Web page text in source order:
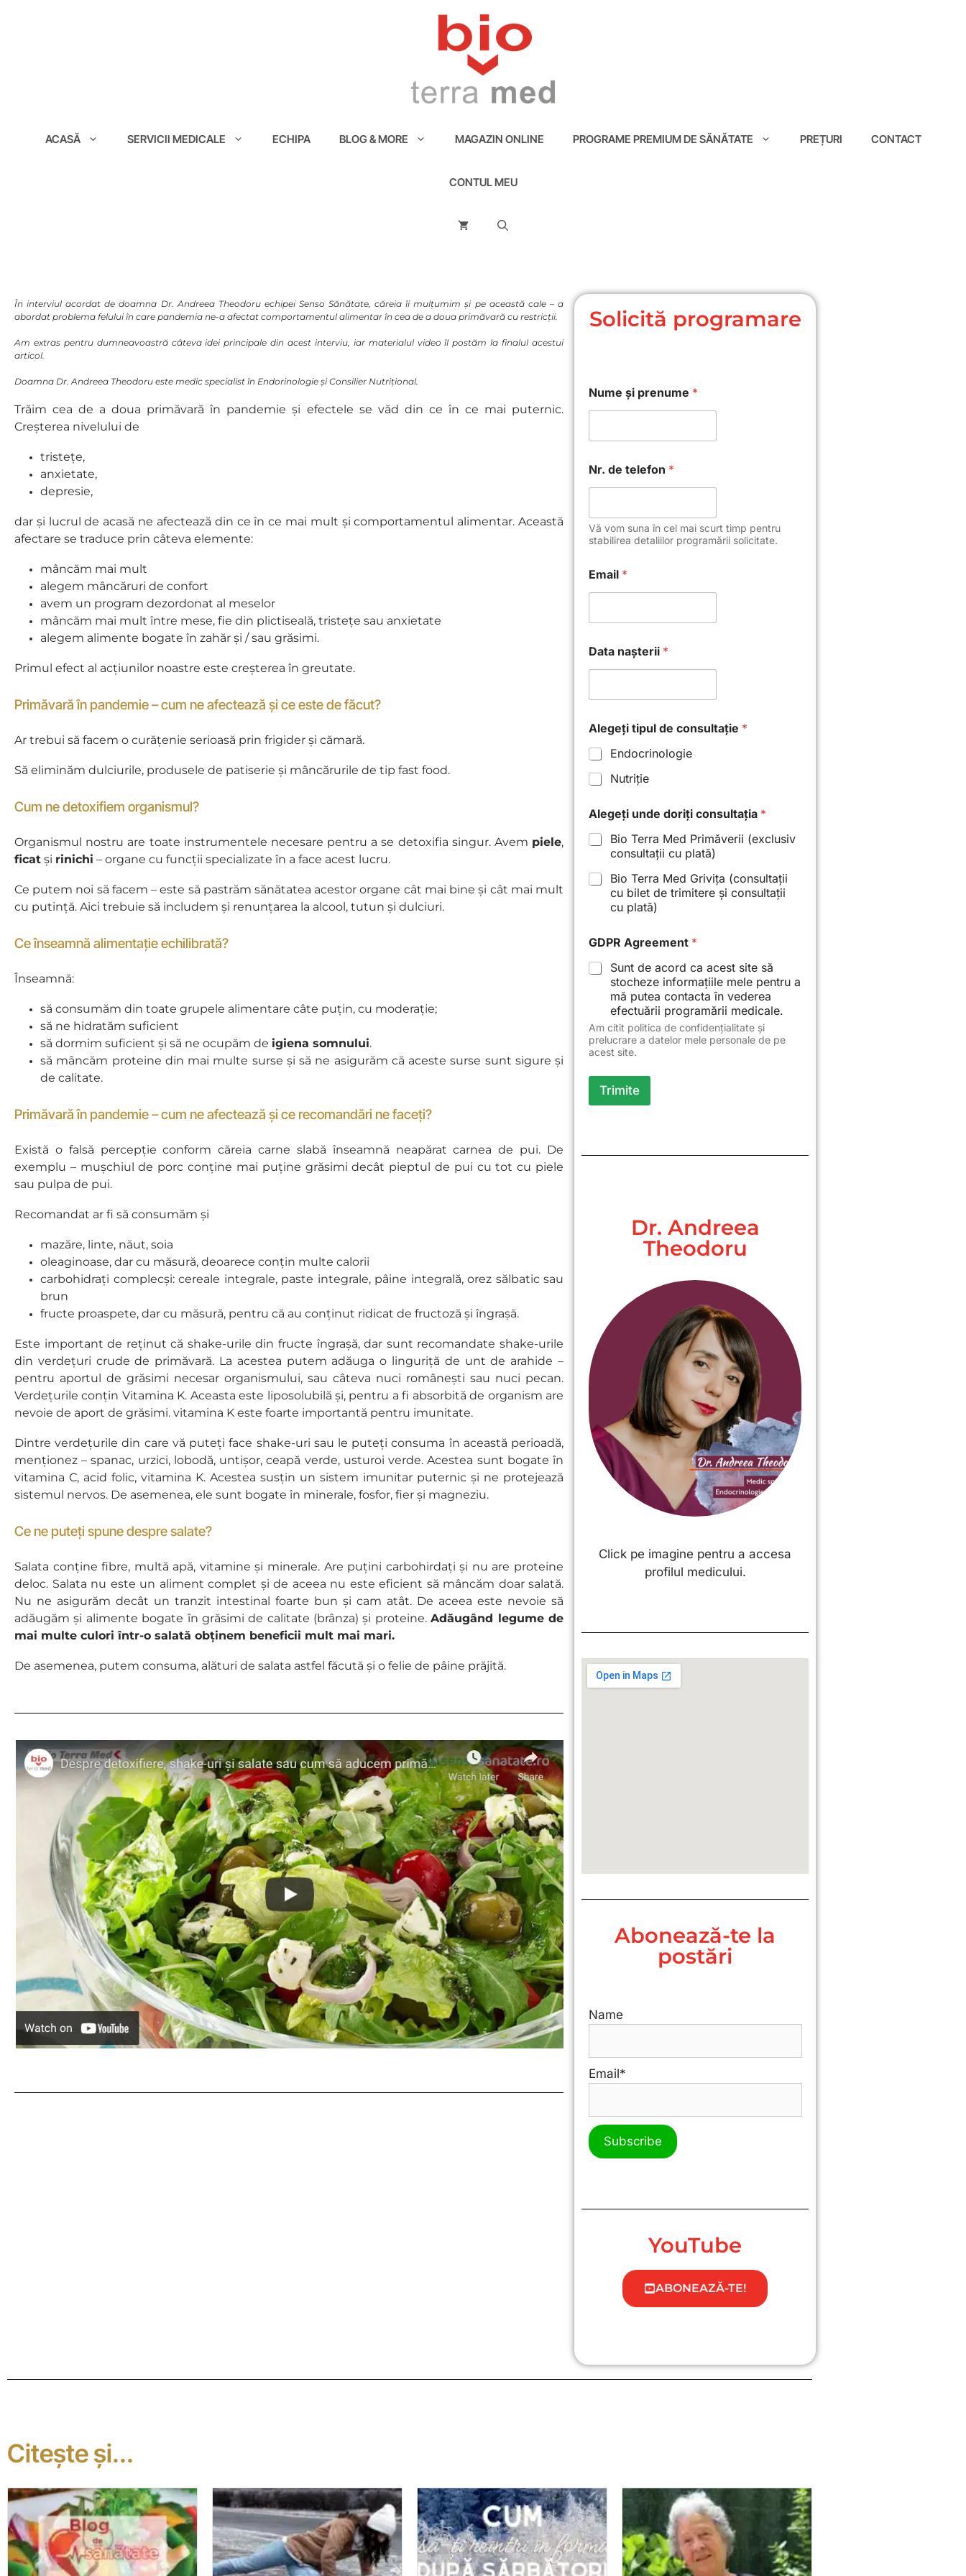
ACASĂ SERVICII MEDICALE ECHIPA BLOG & MORE MAGAZIN ONLINE PROGRAME PREMIUM DE SĂNĂTATE PREȚURI CONTACT
CONTUL MEU
În interviul acordat de doamna Dr. Andreea Theodoru echipei Senso Sănătate, căreia îi mulțumim și pe această cale – a
abordat problema felului în care pandemia ne-a afectat comportamentul alimentar în cea de a doua primăvară cu restricții.
Am extras pentru dumneavoastră câteva idei principale din acest interviu, iar materialul video îl postăm la finalul acestui
articol.
Doamna Dr. Andreea Theodoru este medic specialist în Endorinologie și Consilier Nutrițional.
Trăim cea de a doua primăvară în pandemie și efectele se văd din ce în ce mai puternic.
Creșterea nivelului de
tristețe,
anxietate,
depresie,
dar și lucrul de acasă ne afectează din ce în ce mai mult și comportamentul alimentar. Această
afectare se traduce prin câteva elemente:
mâncăm mai mult
alegem mâncăruri de confort
avem un program dezordonat al meselor
mâncăm mai mult între mese, fie din plictiseală, tristețe sau anxietate
alegem alimente bogate în zahăr și / sau grăsimi.
Primul efect al acțiunilor noastre este creșterea în greutate.
Primăvară în pandemie – cum ne afectează și ce este de făcut?
Ar trebui să facem o curățenie serioasă prin frigider și cămară.
Să eliminăm dulciurile, produsele de patiserie și mâncărurile de tip fast food.
Cum ne detoxifiem organismul?
Organismul nostru are toate instrumentele necesare pentru a se detoxifia singur. Avem piele,
ficat și rinichi – organe cu funcții specializate în a face acest lucru.
Ce putem noi să facem – este să pastrăm sănătatea acestor organe cât mai bine și cât mai mult
cu putință. Aici trebuie să includem și renunțarea la alcool, tutun și dulciuri.
Ce înseamnă alimentație echilibrată?
Înseamnă:
să consumăm din toate grupele alimentare câte puțin, cu moderație;
să ne hidratăm suficient
să dormim suficient și să ne ocupăm de igiena somnului.
să mâncăm proteine din mai multe surse și să ne asigurăm că aceste surse sunt sigure și
de calitate.
Primăvară în pandemie – cum ne afectează și ce recomandări ne faceți?
Există o falsă percepție conform căreia carne slabă înseamnă neapărat carnea de pui. De
exemplu – mușchiul de porc conține mai puține grăsimi decât pieptul de pui cu tot cu piele
sau pulpa de pui.
Recomandat ar fi să consumăm și
mazăre, linte, năut, soia
oleaginoase, dar cu măsură, deoarece conțin multe calorii
carbohidrați complecși: cereale integrale, paste integrale, pâine integrală, orez sălbatic sau
brun
fructe proaspete, dar cu măsură, pentru că au conținut ridicat de fructoză și îngrașă.
Este important de reținut că shake-urile din fructe îngrașă, dar sunt recomandate shake-urile
din verdețuri crude de primăvară. La acestea putem adăuga o linguriță de unt de arahide –
pentru aportul de grăsimi necesar organismului, sau câteva nuci românești sau nuci pecan.
Verdețurile conțin Vitamina K. Aceasta este liposolubilă și, pentru a fi absorbită de organism are
nevoie de aport de grăsimi. vitamina K este foarte importantă pentru imunitate.
Dintre verdețurile din care vă puteți face shake-uri sau le puteți consuma în această perioadă,
menționez – spanac, urzici, lobodă, untișor, ceapă verde, usturoi verde. Acestea sunt bogate în
vitamina C, acid folic, vitamina K. Acestea susțin un sistem imunitar puternic și ne protejează
sistemul nervos. De asemenea, ele sunt bogate în minerale, fosfor, fier și magneziu.
Ce ne puteți spune despre salate?
Salata conține fibre, multă apă, vitamine și minerale. Are puțini carbohirdați și nu are proteine
deloc. Salata nu este un aliment complet și de aceea nu este eficient să mâncăm doar salată.
Nu ne asigurăm decât un tranzit intestinal foarte bun și cam atât. De aceea este nevoie să
adăugăm și alimente bogate în grăsimi de calitate (brânza) și proteine.Adăugând legume de
mai multe culori într-o salată obținem beneficii mult mai mari.
De asemenea, putem consuma, alături de salata astfel făcută și o felie de pâine prăjită.
Solicită programare
Nume și prenume *
D
P
d
e
d
r
i
ț
Nr. de telefon *
Vă vom suna în cel mai scurt timp pentru
stabilirea detaliilor programării solicitate.
Email *
Data nașterii *
Alegeți tipul de consultație *
Endocrinologie
Nutriție
Alegeți unde doriți consultația *
Bio Terra Med Primăverii (exclusiv
consultații cu plată)
Bio Terra Med Grivița (consultații
cu bilet de trimitere și consultații
cu plată)
GDPR Agreement *
Sunt de acord ca acest site să
stocheze informațiile mele pentru a
mă putea contacta în vederea
efectuării programării medicale.
Am citit politica de confidențialitate și
prelucrare a datelor mele personale de pe
acest site.
Trimite
Dr. Andreea
Theodoru
Click pe imagine pentru a accesa
profilul medicului.
Abonează-te la
postări
Name
Email*
YouTube
ABONEAZĂ-TE!
Citește și...